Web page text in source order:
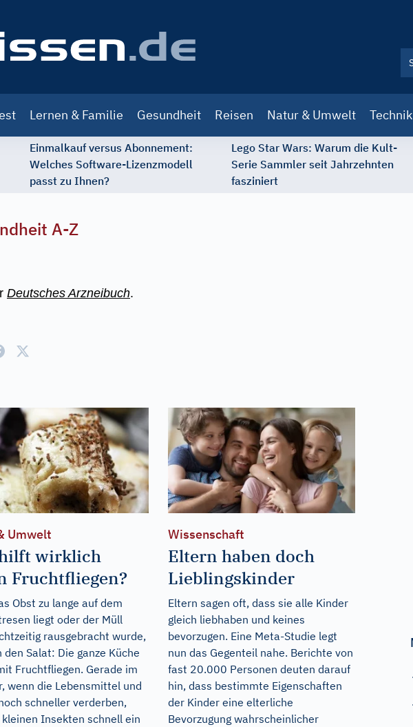
Lernen & Familie Gesundheit Reisen Natur & Umwelt Technik
Einmalkauf versus Abonnement:
Welches Software-Lizenzmodell
passt zu Ihnen?
Lego Star Wars: Warum die Kult-
Serie Sammler seit Jahrzehnten
fasziniert
A-Z
Deutsches Arzneibuch.
Umwelt
wirklich
Fruchtfliegen?
Obst zu lange auf dem
liegt oder der Müll
rausgebracht wurde,
den Salat: Die ganze Küche
Fruchtfliegen. Gerade im
wenn die Lebensmittel und
schneller verderben,
Insekten schnell ein
Wissenschaft
Eltern haben doch
Lieblingskinder
Eltern sagen oft, dass sie alle Kinder
gleich liebhaben und keines
bevorzugen. Eine Meta-Studie legt
nun das Gegenteil nahe. Berichte von
fast 20.000 Personen deuten darauf
hin, dass bestimmte Eigenschaften
der Kinder eine elterliche
Bevorzugung wahrscheinlicher